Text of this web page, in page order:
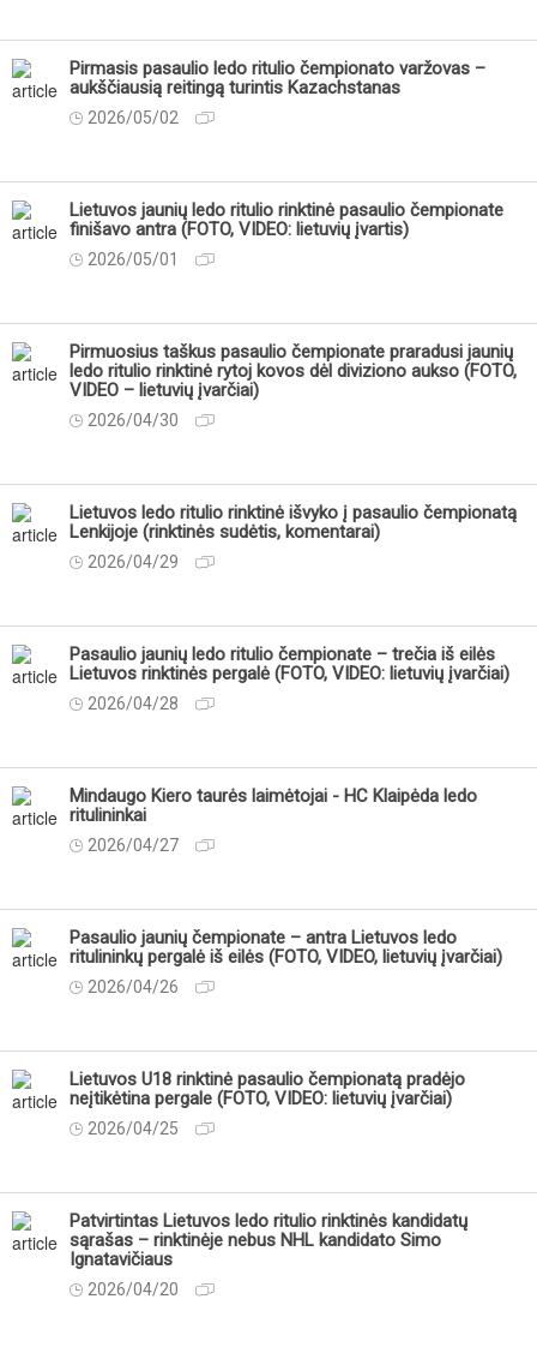
Pirmasis pasaulio ledo ritulio čempionato varžovas –
aukščiausią reitingą turintis Kazachstanas
2026/05/02
Lietuvos jaunių ledo ritulio rinktinė pasaulio čempionate
finišavo antra (FOTO, VIDEO: lietuvių įvartis)
2026/05/01
Pirmuosius taškus pasaulio čempionate praradusi jaunių
ledo ritulio rinktinė rytoj kovos dėl diviziono aukso (FOTO,
VIDEO – lietuvių įvarčiai)
2026/04/30
Lietuvos ledo ritulio rinktinė išvyko į pasaulio čempionatą
Lenkijoje (rinktinės sudėtis, komentarai)
2026/04/29
Pasaulio jaunių ledo ritulio čempionate – trečia iš eilės
Lietuvos rinktinės pergalė (FOTO, VIDEO: lietuvių įvarčiai)
2026/04/28
Mindaugo Kiero taurės laimėtojai - HC Klaipėda ledo
ritulininkai
2026/04/27
Pasaulio jaunių čempionate – antra Lietuvos ledo
ritulininkų pergalė iš eilės (FOTO, VIDEO, lietuvių įvarčiai)
2026/04/26
Lietuvos U18 rinktinė pasaulio čempionatą pradėjo
neįtikėtina pergale (FOTO, VIDEO: lietuvių įvarčiai)
2026/04/25
Patvirtintas Lietuvos ledo ritulio rinktinės kandidatų
sąrašas – rinktinėje nebus NHL kandidato Simo
Ignatavičiaus
2026/04/20